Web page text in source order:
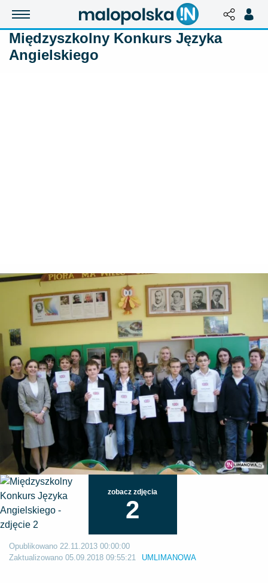
Międzyszkolny Konkurs Języka
Angielskiego
zobacz zdjęcia
2
Opublikowano 22.11.2013 00:00:00
Zaktualizowano 05.09.2018 09:55:21 UMLIMANOWA